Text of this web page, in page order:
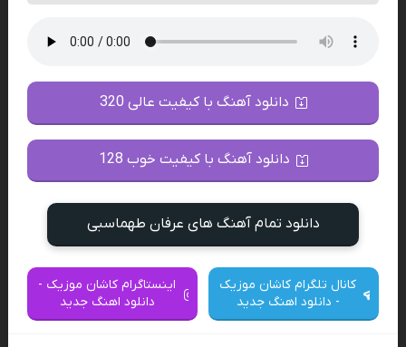
دانلود آهنگ با کیفیت عالی 320
دانلود آهنگ با کیفیت خوب 128
دانلود تمام آهنگ های عرفان طهماسبی
کانال تلگرام کاشان موزیک
- دانلود اهنگ جدید
اینستاگرام کاشان موزیک -
دانلود اهنگ جدید